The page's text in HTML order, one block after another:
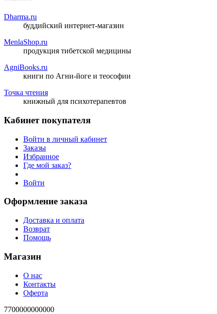
Dharma.ru
буддийский интернет-магазин
MenlaShop.ru
продукция тибетской медицины
AgniBooks.ru
книги по Агни-йоге и теософии
Точка чтения
книжный для психотерапевтов
Кабинет покупателя
Войти в личный кабинет
Заказы
Избранное
Где мой заказ?
Войти
Оформление заказа
Доставка и оплата
Возврат
Помощь
Магазин
О нас
Контакты
Оферта
7700000000000